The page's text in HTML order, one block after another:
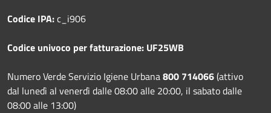
Codice IPA:c_i906
Codice univoco per fatturazione: UF25WB
Numero Verde Servizio Igiene Urbana800 714066(attivo
dal lunedì al venerdì dalle 08:00 alle 20:00, il sabato dalle
08:00 alle 13:00)